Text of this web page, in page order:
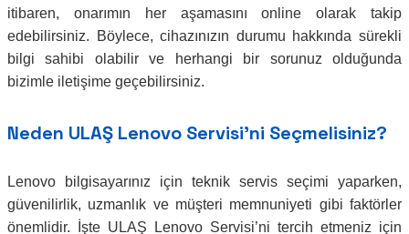
itibaren, onarımın her aşamasını online olarak takip
edebilirsiniz. Böylece, cihazınızın durumu hakkında sürekli
bilgi sahibi olabilir ve herhangi bir sorunuz olduğunda
bizimle iletişime geçebilirsiniz.
Neden ULAŞ Lenovo Servisi’ni Seçmelisiniz?
Lenovo bilgisayarınız için teknik servis seçimi yaparken,
güvenilirlik, uzmanlık ve müşteri memnuniyeti gibi faktörler
önemlidir. İşte ULAŞ Lenovo Servisi’ni tercih etmeniz için